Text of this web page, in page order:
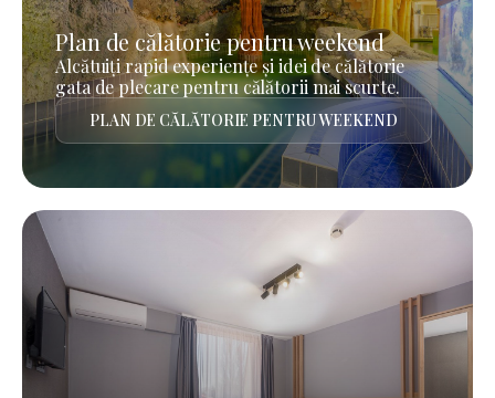
Plan de călătorie pentru weekend
Alcătuiți rapid experiențe și idei de călătorie
gata de plecare pentru călătorii mai scurte.
PLAN DE CĂLĂTORIE PENTRU WEEKEND